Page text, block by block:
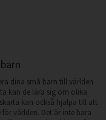
dina små barn till världen
kan de lära sig om olika
kan också hjälpa till att
världen. Det är inte bara